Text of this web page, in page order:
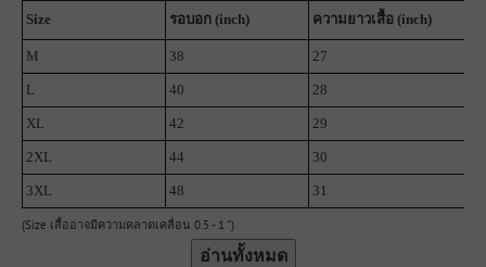
Size รอบอก (inch) ความยาวเสื้อ (inch)
M 38 27
L 40 28
XL 42 29
2XL 44 30
3XL 48 31
(Size เสื้ออาจมีความคลาดเคลื่อน 0.5 - 1 ")
อ่านทั้งหมด